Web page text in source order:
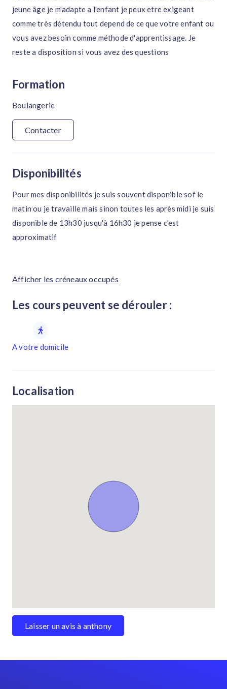
jeune âge je m'adapte a l'enfant je peux etre exigeant
comme très détendu tout depend de ce que votre enfant ou
vous avez besoin comme méthode d'apprentissage. Je
reste a disposition si vous avez des questions
Formation
Boulangerie
Contacter
Disponibilités
Pour mes disponibilités je suis souvent disponible sof le
matin ou je travaille mais sinon toutes les après midi je suis
disponible de 13h30 jusqu'à 16h30 je pense c'est
approximatif
Afficher les créneaux occupés
Les cours peuvent se dérouler :
A votre domicile
Localisation
Laisser un avis à anthony